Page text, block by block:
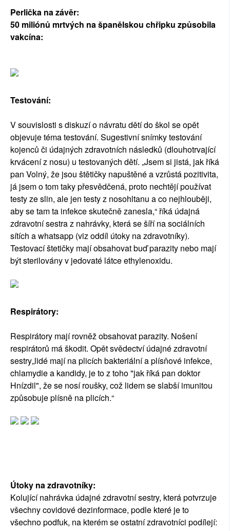
Perlička na závěr:
50 miliónů mrtvých na španělskou chřipku způsobila
vakcína:
Testování:
V souvislosti s diskuzí o návratu dětí do škol se opět
objevuje téma testování. Sugestivní snímky testování
kojenců či údajných zdravotních následků (dlouhotrvající
krvácení z nosu) u testovaných dětí. „Jsem si jistá, jak říká
pan Volný, že jsou štětičky napuštěné a vzrůstá pozitivita,
já jsem o tom taky přesvědčená, proto nechtějí používat
testy ze slin, ale jen testy z nosohltanu a co nejhlouběji,
aby se tam ta infekce skutečně zanesla,“ říká údajná
zdravotní sestra z nahrávky, která se šíří na sociálních
sítích a whatsapp (viz oddíl útoky na zdravotníky).
Testovací štetičky mají obsahovat buď parazity nebo mají
být sterilovány v jedovaté látce ethylenoxidu.
Respirátory:
Respirátory mají rovněž obsahovat parazity. Nošení
respirátorů má škodit. Opět svědectví údajné zdravotní
sestry„lidé mají na plicích bakteriální a plísňové infekce,
chlamydie a kandidy, je to z toho "jak říká pan doktor
Hnízdil", že se nosí roušky, což lidem se slabší imunitou
způsobuje plísně na plicích.“
Útoky na zdravotníky:
Kolující nahrávka údajné zdravotní sestry, která potvrzuje
všechny covidové dezinformace, podle které je to
všechno podfuk, na kterém se ostatní zdravotníci podílejí: